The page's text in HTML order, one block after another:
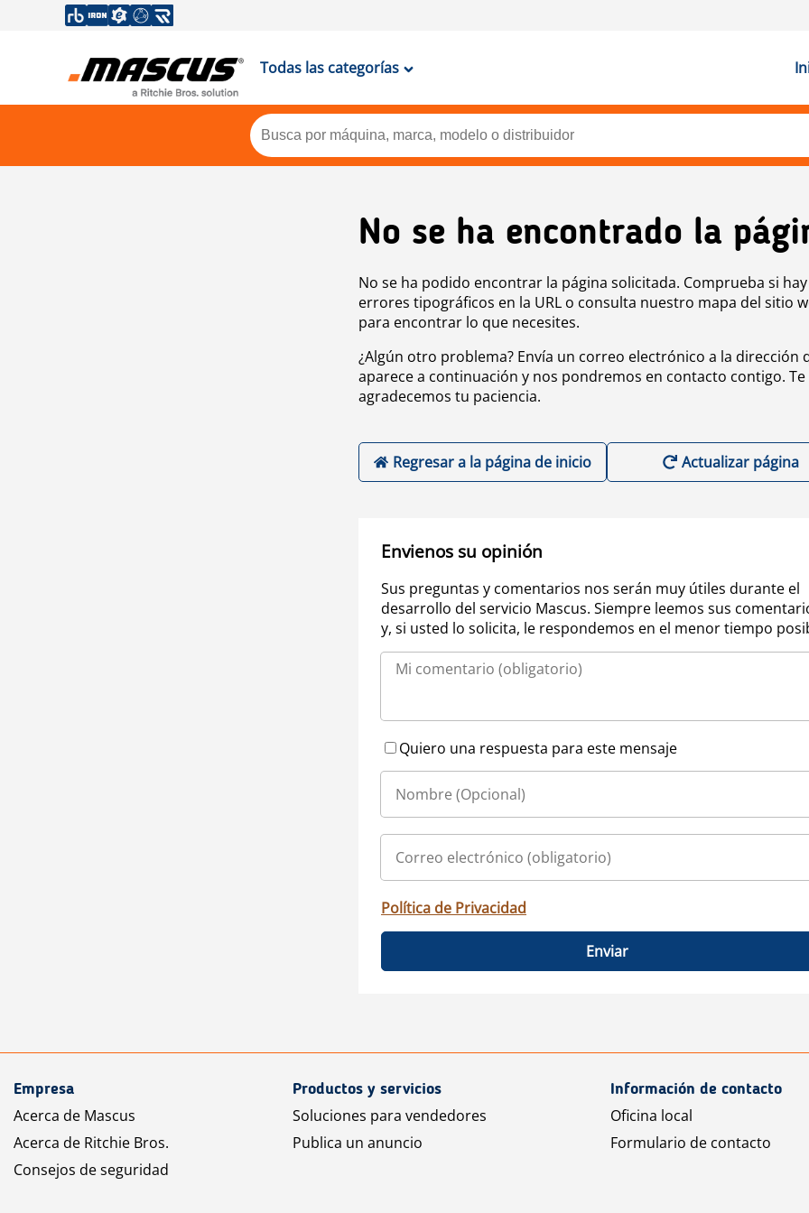
Todas las categorías
No se ha encontrado la
No se ha podido encontrar la página solicitada. Comprueba si hay
errores tipográficos en la URL o consulta nuestro mapa del sitio
para encontrar lo que necesites.
¿Algún otro problema? Envía un correo electrónico a la dirección
aparece a continuación y nos pondremos en contacto contigo. Te
agradecemos tu paciencia.
Regresar a la página de inicio Actualizar página
Envienos su opinión
Sus preguntas y comentarios nos serán muy útiles durante el
desarrollo del servicio Mascus. Siempre leemos sus
y, si usted lo solicita, le respondemos en el menor tiempo
Quiero una respuesta para este mensaje
Política de Privacidad
Enviar
Empresa
Acerca de Mascus
Acerca de Ritchie Bros.
Consejos de seguridad
Productos y servicios
Soluciones para vendedores
Publica un anuncio
Información de contacto
Oficina local
Formulario de contacto